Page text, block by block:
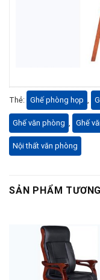
Thẻ: Ghế phòng họp
Ghế văn phòng Ghế
Nội thất văn phòng
SẢN PHẨM